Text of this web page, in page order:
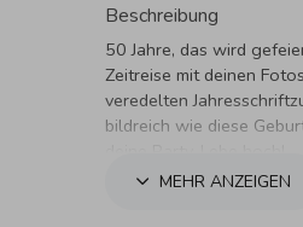
Beschreibung
50 Jahre, das wird
Zeitreise mit deinen
veredelten
bildreich wie diese
MEHR ANZEIGEN